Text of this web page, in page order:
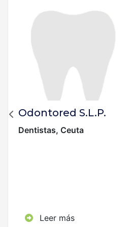
Odontored S.L.P.
Dentistas, Ceuta
Leer más